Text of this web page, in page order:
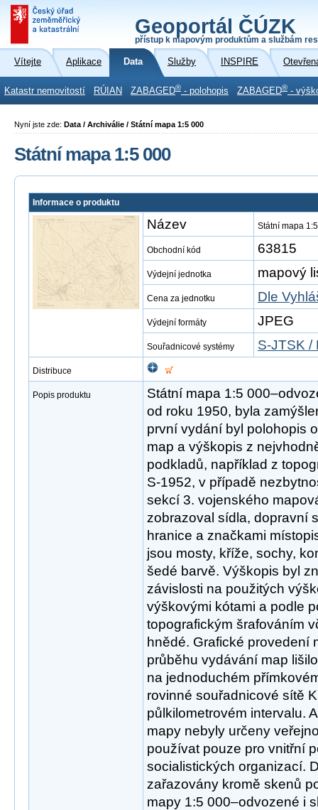
Geoportál ČÚZK
přístup k mapovým produktům a službám
Vítejte Aplikace Data Služby INSPIRE
Katastr nemovitostí RÚIAN ZABAGED® - polohopis ZABAGED® -
Nyní jste zde: Data / Archiválie / Státní mapa 1:5 000
Státní mapa 1:5 000
Informace o produktu
Název Státní mapa
Obchodní kód 63815
Výdejní jednotka mapový
Cena za jednotku Dle
Výdejní formáty JPEG
Souřadnicové systémy S-JTSK /
Distribuce
Popis produktu
Státní mapa 1:5
od roku 1950, byla
první vydání byl polohopis
map a výškopis z
podkladů, například z
S-1952, v případě
sekcí 3. vojenského
zobrazoval sídla, dopravní
hranice a značkami
jsou mosty, kříže, sochy,
šedé barvě. Výškopis byl
závislosti na použitých
výškovými kótami a podle
topografickým šrafováním
hnědé. Grafické provedení
průběhu vydávání map
na jednoduchém
rovinné souřadnicové sítě
půlkilometrovém intervalu.
mapy nebyly určeny
používat pouze pro vnitřní
socialistických organizací.
zařazovány kromě skenů
mapy 1:5 000–odvozené i